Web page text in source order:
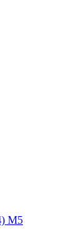
M5